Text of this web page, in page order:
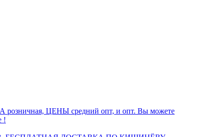
розничная, ЦЕНЫ средний опт, и опт. Вы можете
!